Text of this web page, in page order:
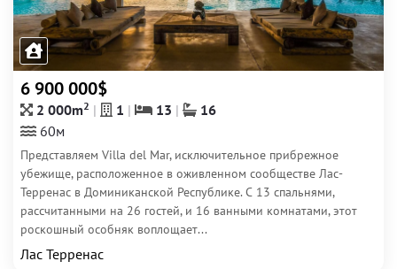
6 900 000$
2 000m2 1 13
16
60м
Представляем Villa del Mar, исключительное прибрежное
убежище, расположенное в оживленном сообществе Лас-
Терренас в Доминиканской Республике. С 13 спальнями,
рассчитанными на 26 гостей, и 16 ванными комнатами, этот
роскошный особняк воплощает...
Лас Терренас